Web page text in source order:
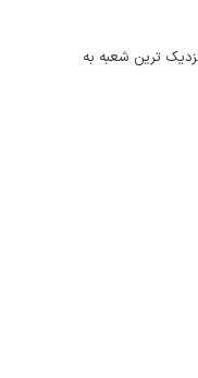
ترین شعبه به